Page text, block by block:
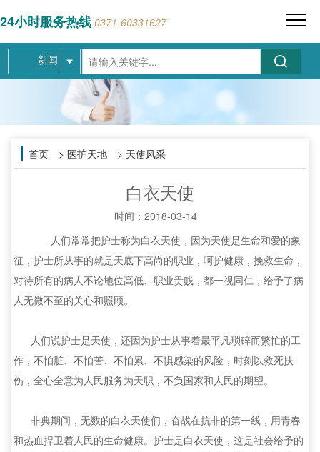
24小时服务热线 0371-60331627
新闻
首页 > 医护天地 > 天使风采
白衣天使
时间： 2018-03-14
人们常常把护士称为白衣天使，因为天使是生命和爱的象
征，护士所从事的就是天底下高尚的职业，呵护健康，挽救生命，
对待所有的病人不论地位高低、职业贵贱，都一视同仁，给予了病
人无微不至的关心和照顾。
人们说护士是天使，还因为护士从事着最平凡琐碎而繁忙的工
作，不怕脏、不怕苦、不怕累、不惧感染的风险，时刻以救死扶
伤，全心全意为人民服务为天职，不负国家和人民的期望。
非典期间，无数的白衣天使们，奋战在抗非的第一线，用青春
和热血捍卫着人民的生命健康。护士是白衣天使，这是社会给予的